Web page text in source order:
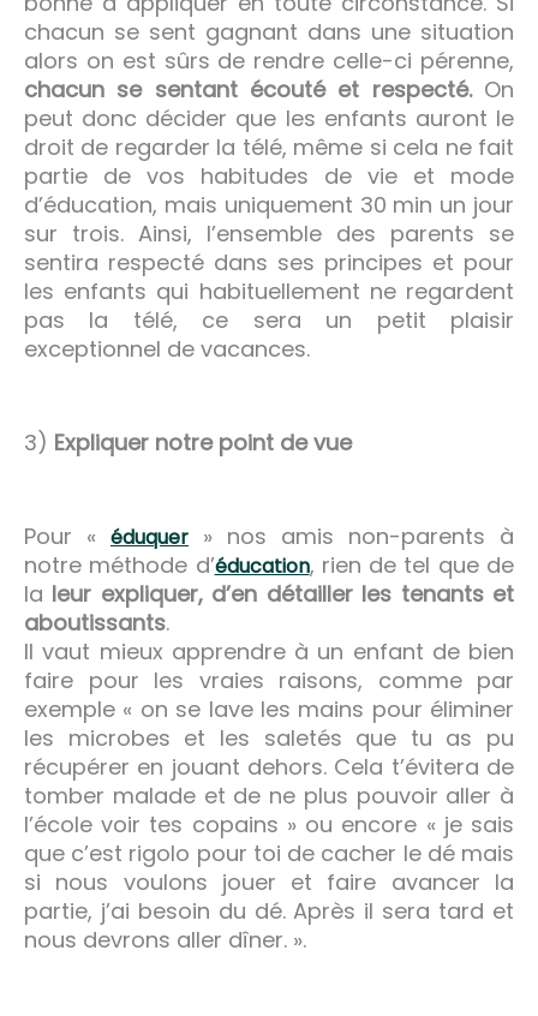
chacun se sent gagnant dans une situation
alors on est sûrs de rendre celle-ci pérenne,
chacun se sentant écouté et respecté.On
peut donc décider que les enfants auront le
droit de regarder la télé, même si cela ne fait
partie de vos habitudes de vie et mode
d’éducation, mais uniquement 30 min un jour
sur trois. Ainsi, l’ensemble des parents se
sentira respecté dans ses principes et pour
les enfants qui habituellement ne regardent
pas la télé, ce sera un petit plaisir
exceptionnel de vacances.
3) Expliquer notre point de vue
Pour « éduquer » nos amis non-parents à
notre méthode d’éducation, rien de tel que de
la leur expliquer, d’en détailler les tenants et
aboutissants.
Il vaut mieux apprendre à un enfant de bien
faire pour les vraies raisons, comme par
exemple « on se lave les mains pour éliminer
les microbes et les saletés que tu as pu
récupérer en jouant dehors. Cela t’évitera de
tomber malade et de ne plus pouvoir aller à
l’école voir tes copains » ou encore « je sais
que c’est rigolo pour toi de cacher le dé mais
si nous voulons jouer et faire avancer la
partie, j’ai besoin du dé. Après il sera tard et
nous devrons aller dîner. ».